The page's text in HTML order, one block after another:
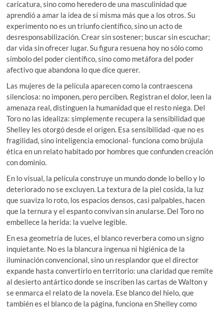
caricatura, sino como heredero de una masculinidad que
aprendió a amar la idea de sí misma más que a los otros. Su
experimento no es un triunfo científico, sino un acto de
desresponsabilización. Crear sin sostener; buscar sin escuchar;
dar vida sin ofrecer lugar. Su figura resuena hoy no sólo como
símbolo del poder científico, sino como metáfora del poder
afectivo que abandona lo que dice querer.
Las mujeres de la película aparecen como la contraescena
silenciosa: no imponen, pero perciben. Registran el dolor, leen la
amenaza real, distinguen la humanidad que el resto niega. Del
Toro no las idealiza: simplemente recupera la sensibilidad que
Shelley les otorgó desde el origen. Esa sensibilidad -que no es
fragilidad, sino inteligencia emocional- funciona como brújula
ética en un relato habitado por hombres que confunden creación
con dominio.
En lo visual, la película construye un mundo donde lo bello y lo
deteriorado no se excluyen. La textura de la piel cosida, la luz
que suaviza lo roto, los espacios densos, casi palpables, hacen
que la ternura y el espanto convivan sin anularse. Del Toro no
embellece la herida: la vuelve legible.
En esa geometría de luces, el blanco reverbera como un signo
inquietante. No es la blancura ingenua ni higiénica de la
iluminación convencional, sino un resplandor que el director
expande hasta convertirlo en territorio: una claridad que remite
al desierto antártico donde se inscriben las cartas de Walton y
se enmarca el relato de la novela. Ese blanco del hielo, que
también es el blanco de la página, funciona en Shelley como